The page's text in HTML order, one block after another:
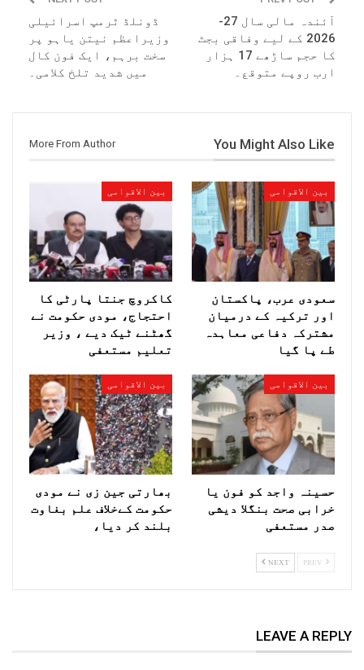
آئندہ مالی سال 27-
2026 کے لیے وفاقی بجٹ
کا حجم ساڑھے 17 ہزار
ارب روپے متوقع۔
ڈونلڈ ٹرمپ اسرائیلی
وزیراعظم نیتن یاہو پر
سخت برہم، ایک فون کال
میں شدید تلخ کلامی۔
You Might Also Like
More From Author
بین الاقوامی
سعودی عرب، پاکستان
اور ترکیہ کے درمیان
مشترکہ دفاعی معاہدہ
طے پا گیا
بین الاقوامی
کاکروچ جنتا پارٹی کا
احتجاج، مودی حکومت نے
گھٹنے ٹیک دیے ، وزیر
تعلیم مستعفی
بین الاقوامی
حسینہ واجد کو فون یا
خرابی صحت بنگلا دیشی
صدر مستعفی
بین الاقوامی
بھارتی جین زی نے مودی
حکومت کےخلاف علم بغاوت
بلند کر دیا،
NEXT
LEAVE A REPLY